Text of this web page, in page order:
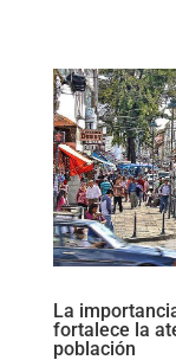
La
fortalece la
población